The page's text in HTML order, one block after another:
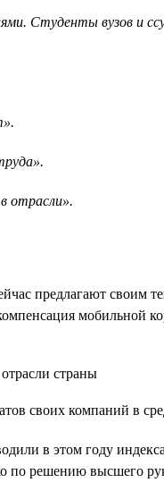
Студенты вузов
отрасли».
предлагают
мобильной
своих компаний в
в этом году
по решению высшего